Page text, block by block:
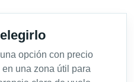
opción con precio
una zona útil para